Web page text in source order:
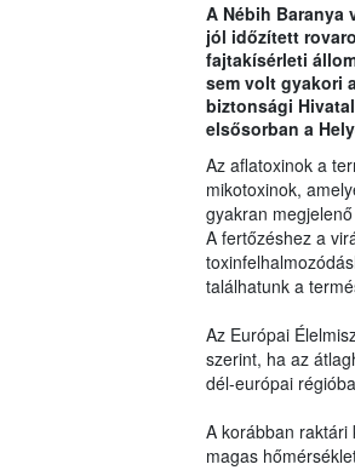
A Nébih Baranya
jól időzített
fajtakísérleti
sem volt gyakori
biztonsági
elsősorban a
Az aflatoxinok a
mikotoxinok,
gyakran
A fertőzéshez a
találhatunk a
Az Európai
szerint, ha az
dél-európai
A korábban raktári
magas